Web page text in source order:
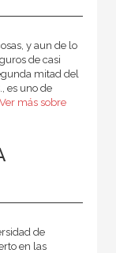
y aun de lo
de casi
mitad del
es uno de
Ver más sobre
de
en las